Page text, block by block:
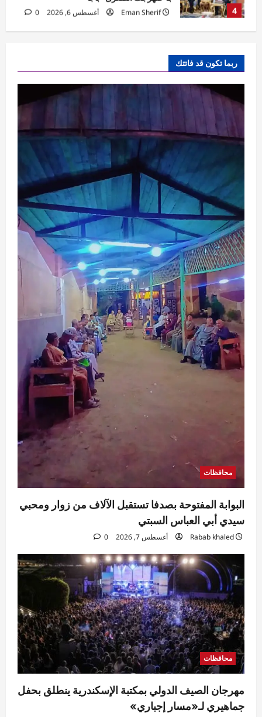
5
Eman Sherif
أغسطس 6, 2026 0
مهرجان الصيف الدولي بمكتبة الإسكندرية
ينطلق بحفل جماهيري لـ«مسار إجباري»
Eman Sherif
أغسطس 6, 2026 0
3
محافظات
محافظ الغربية يتابع حملات النظافة.. رفع 935
طنًا من بؤر المخلفات
Eman Sherif
أغسطس 6, 2026 0
4
محافظات
محافظ الدقهلية يستقبل مساعدي وزير العدل
في مستهل زيارة لافتتاح مكتب توثيق
بـ”صهرجت الصغرى” بأجا
Eman Sherif
أغسطس 6, 2026 0
محافظات
محافظ الغربية يتابع نتائج الحملات التموينية
ويؤكد استمرار الرقابة اليومية على المخابز
Eman Sherif
أغسطس 6, 2026 0
ربما تكون قد فاتتك
محافظات
البوابة المفتوحة بصدفا تستقبل الآلاف من زوار ومحبي
سيدي أبي العباس السبتي
Rabab khaled أغسطس 7, 2026 0
محافظات
مهرجان الصيف الدولي بمكتبة الإسكندرية ينطلق بحفل
جماهيري لـ«مسار إجباري»